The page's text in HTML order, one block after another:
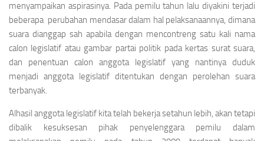
menyampaikan aspirasinya. Pada pemilu tahun lalu diyakini terjadi
beberapa perubahan mendasar dalam hal pelaksanaannya, dimana
suara dianggap sah apabila dengan mencontreng satu kali nama
calon legislatif atau gambar partai politik pada kertas surat suara,
dan penentuan calon anggota legislatif yang nantinya duduk
menjadi anggota legislatif ditentukan dengan perolehan suara
terbanyak.
Alhasil anggota legislatif kita telah bekerja setahun lebih, akan tetapi
dibalik kesuksesan pihak penyelenggara pemilu dalam